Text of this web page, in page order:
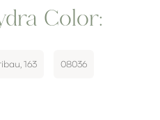
Color:
163 08036